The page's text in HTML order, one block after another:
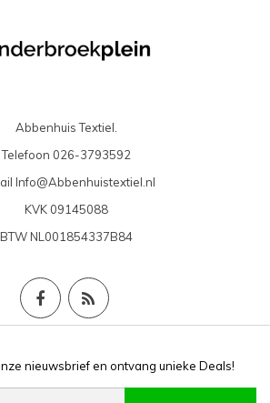
Abbenhuis Textiel.
Telefoon 026-3793592
Info@Abbenhuistextiel.nl
KVK 09145088
BTWNL001854337B84
nieuwsbrief en ontvang unieke Deals!